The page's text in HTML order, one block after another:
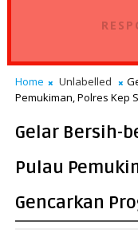
Home Unlabelled
Pemukiman, Polres Kep
Gelar Bersih-
Pulau
Gencarkan